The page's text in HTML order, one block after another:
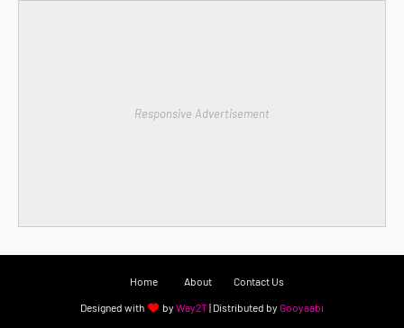
Responsive Advertisement
Home About Contact Us
Designed with by Way2T| Distributed by Gooyaabi